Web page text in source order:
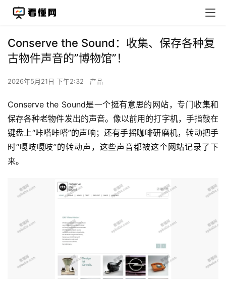
Conserve the Sound：收集、保存各种复
古物件声音的”博物馆”！
2026年5月21日 下午2:32 产品
Conserve the Sound是一个挺有意思的网站，专门收集和
保存各种老物件发出的声音。像以前用的打字机，手指敲在
键盘上“咔嗒咔嗒”的声响；还有手摇咖啡研磨机，转动把手
时“嘎吱嘎吱”的转动声，这些声音都被这个网站记录了下
来。